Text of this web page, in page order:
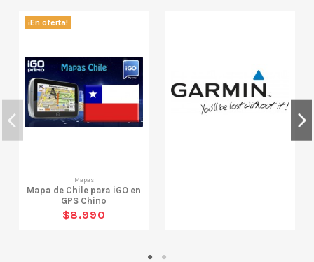
¡En oferta!
Mapas
Mapa de Chile para iGO en
GPS Chino
$8.990